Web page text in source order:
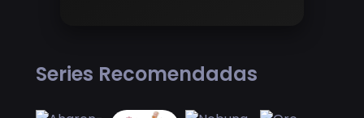
Series Recomendadas